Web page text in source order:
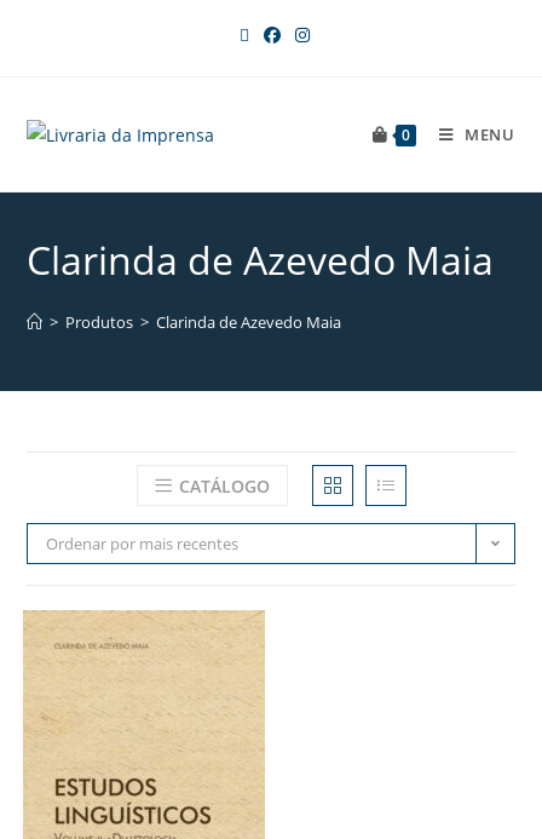
0 MENU
Clarinda de Azevedo Maia
> Produtos > Clarinda de Azevedo Maia
CATÁLOGO
Ordenar por mais recentes